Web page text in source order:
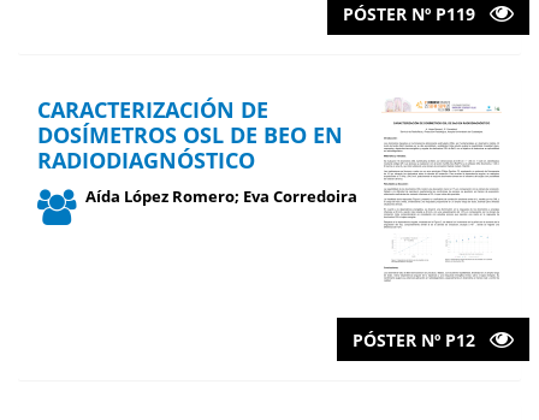
PÓSTER Nº P119
CARACTERIZACIÓN DE
DOSÍMETROS OSL DE BEO EN
RADIODIAGNÓSTICO
Aída López Romero; Eva Corredoira
PÓSTER Nº P12